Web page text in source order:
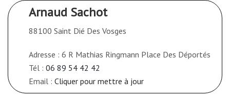
Arnaud Sachot
88100 Saint Dié Des Vosges
Adresse : 6 R Mathias Ringmann Place Des Déportés
Tél : 06 89 54 42 42
Email : Cliquer pour mettre à jour